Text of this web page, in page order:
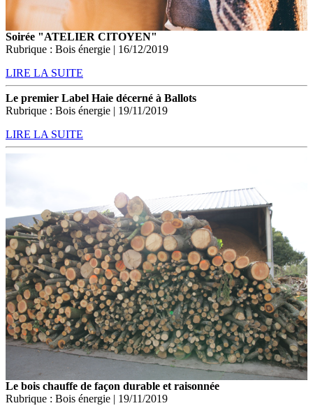
Soirée "ATELIER CITOYEN"
Rubrique : Bois énergie | 16/12/2019
LIRE LA SUITE
Le premier Label Haie décerné à Ballots
Rubrique : Bois énergie | 19/11/2019
LIRE LA SUITE
Le bois chauffe de façon durable et raisonnée
Rubrique : Bois énergie | 19/11/2019